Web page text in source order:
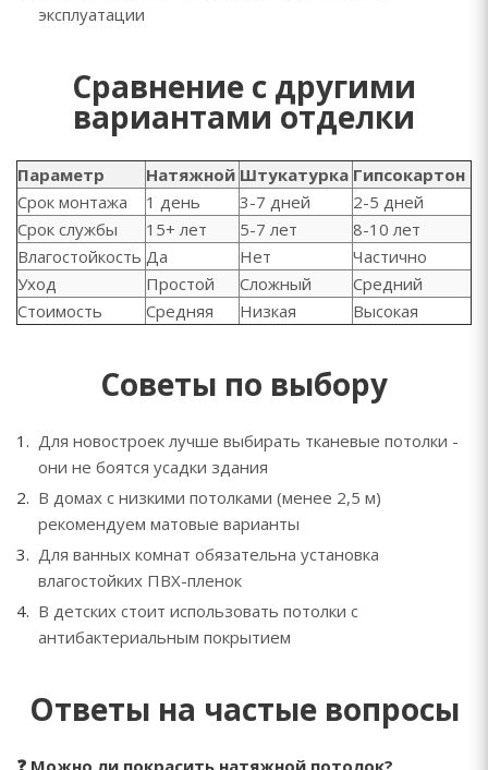
эксплуатации
Сравнение с другими
вариантами отделки
Параметр Натяжной Штукатурка Гипсокартон
Срок монтажа
1 день 3-7 дней
2-5 дней
Срок службы
15+ лет 5-7 лет
8-10 лет
Влагостойкость Да Нет
Частично
Уход
Простой Сложный
Средний
Стоимость
Средняя Низкая Высокая
Советы по выбору
Для новостроек лучше выбирать тканевые потолки -
они не боятся усадки здания
В домах с низкими потолками (менее 2,5 м)
рекомендуем матовые варианты
Для ванных комнат обязательна установка
влагостойких ПВХ-пленок
В детских стоит использовать потолки с
антибактериальным покрытием
Ответы на частые вопросы
❓ Можно ли покрасить натяжной потолок?